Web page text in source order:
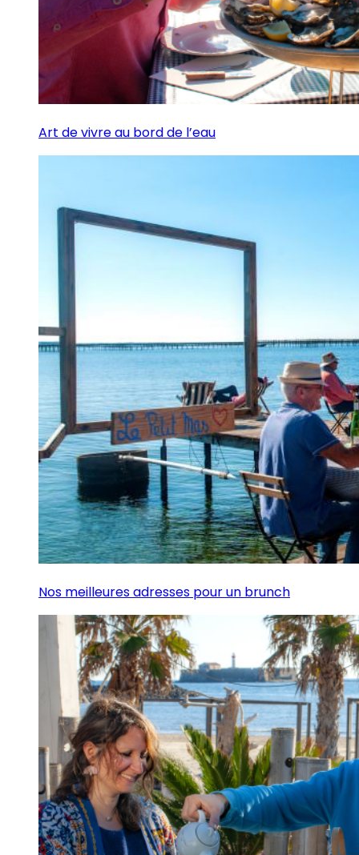
Art de vivre au bord de l’eau
Nos meilleures adresses pour un brunch